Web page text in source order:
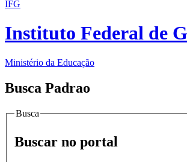
IFG
Instituto Federal de
Ministério da Educação
Busca Padrao
Busca
Buscar no portal